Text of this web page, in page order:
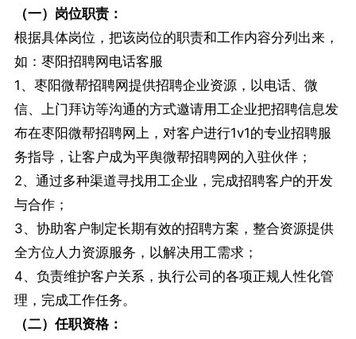
（一）岗位职责：
根据具体岗位，把该岗位的职责和工作内容分列出来，
如：枣阳招聘网电话客服
1、枣阳微帮招聘网提供招聘企业资源，以电话、微
信、上门拜访等沟通的方式邀请用工企业把招聘信息发
布在枣阳微帮招聘网上，对客户进行1v1的专业招聘服
务指导，让客户成为平舆微帮招聘网的入驻伙伴；
2、通过多种渠道寻找用工企业，完成招聘客户的开发
与合作；
3、协助客户制定长期有效的招聘方案，整合资源提供
全方位人力资源服务，以解决用工需求；
4、负责维护客户关系，执行公司的各项正规人性化管
理，完成工作任务。
（二）任职资格：